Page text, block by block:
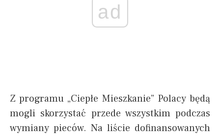
ad
Z programu „Ciepłe Mieszkanie” Polacy będą
mogli skorzystać przede wszystkim podczas
wymiany pieców. Na liście dofinansowanych